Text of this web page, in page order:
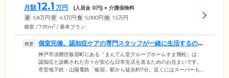
月額12.1 万円 (入居金 0円) + 介護保険料
家 5.8万円 管 4.3万円 食 5,000円 他 1.5万円
個室 / 7.91m2 / 基本プラン
個室完備。認知症ケアの専門スタッフが一緒に生活するので
安心です
神戸市須磨区板宿町にある「まんてん堂グループホームすま飛松」は、
認知症と診断された方々が安心な日常生活を送るためのお住まいです。
市営地下鉄・山陽電鉄「板宿」駅から徒歩約7分。近くにはスーパーもあ